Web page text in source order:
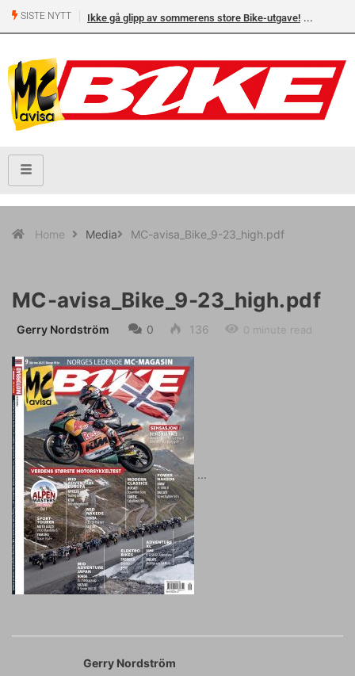
SISTE NYTT Ikke gå glipp av sommerens store Bike-utgave!
Home Media MC-avisa_Bike_9-23_high.pdf
MC-avisa_Bike_9-23_high.pdf
Gerry Nordström 0 136 0 minute read
Gerry Nordström